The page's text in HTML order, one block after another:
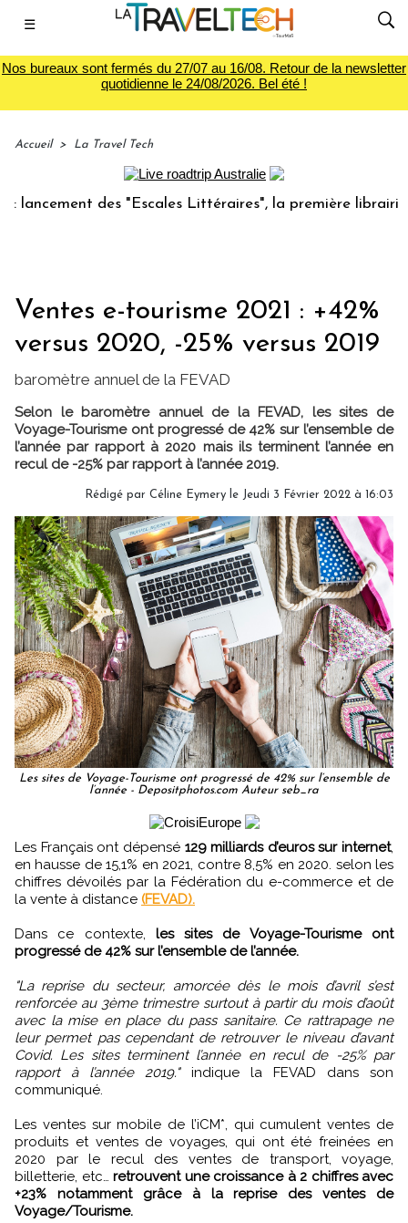
☰
Nos bureaux sont fermés du 27/07 au 16/08. Retour de la newsletter
quotidienne le 24/08/2026. Bel été !
Accueil > La Travel Tech
des "Escales Littéraires", la première librairie du
Ventes e-tourisme 2021 : +42%
versus 2020, -25% versus 2019
baromètre annuel de la FEVAD
Selon le baromètre annuel de la FEVAD, les sites de
Voyage-Tourisme ont progressé de 42% sur l’ensemble de
l’année par rapport à 2020 mais ils terminent l’année en
recul de -25% par rapport à l’année 2019.
Rédigé par Céline Eymery le Jeudi 3 Février 2022 à 16:03
Les sites de Voyage-Tourisme ont progressé de 42% sur l’ensemble de
l’année - Depositphotos.com Auteur seb_ra
Les Français ont dépensé 129 milliards d’euros sur internet,
en hausse de 15,1% en 2021, contre 8,5% en 2020. selon les
chiffres dévoilés par la Fédération du e-commerce et de
la vente à distance (FEVAD).
Dans ce contexte, les sites de Voyage-Tourisme ont
progressé de 42% sur l’ensemble de l’année.
"La reprise du secteur, amorcée dès le mois d’avril s’est
renforcée au 3ème trimestre surtout à partir du mois d’août
avec la mise en place du pass sanitaire. Ce rattrapage ne
leur permet pas cependant de retrouver le niveau d’avant
Covid. Les sites terminent l’année en recul de -25% par
rapport à l’année 2019."indique la FEVAD dans son
communiqué.
Les ventes sur mobile de l’iCM*, qui cumulent ventes de
produits et ventes de voyages, qui ont été freinées en
2020 par le recul des ventes de transport, voyage,
billetterie, etc… retrouvent une croissance à 2 chiffres avec
+23% notamment grâce à la reprise des ventes de
Voyage/Tourisme.